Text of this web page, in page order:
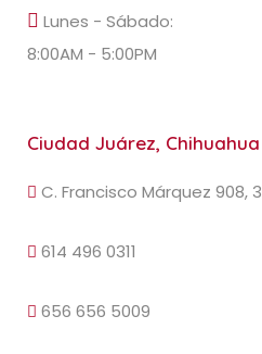
Lunes - Sábado:
8:00AM - 5:00PM
Ciudad Juárez, Chihuahua
C. Francisco Márquez 908,
614 496 0311
656 656 5009